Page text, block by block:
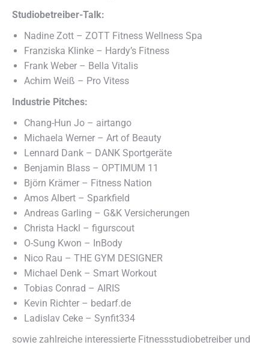
Studiobetreiber-Talk:
Nadine Zott – ZOTT Fitness Wellness Spa
Franziska Klinke – Hardy’s Fitness
Frank Weber – Bella Vitalis
Achim Weiß – Pro Vitess
Industrie Pitches:
Chang-Hun Jo – airtango
Michaela Werner – Art of Beauty
Lennard Dank – DANK Sportgeräte
Benjamin Blass – OPTIMUM 11
Björn Krämer – Fitness Nation
Amos Albert – Sparkfield
Andreas Garling – G&K Versicherungen
Christa Hackl – figurscout
O-Sung Kwon – InBody
Nico Rau – THE GYM DESIGNER
Michael Denk – Smart Workout
Tobias Conrad – AIRIS
Kevin Richter – bedarf.de
Ladislav Ceke – Synfit334
sowie zahlreiche interessierte Fitnessstudiobetreiber und